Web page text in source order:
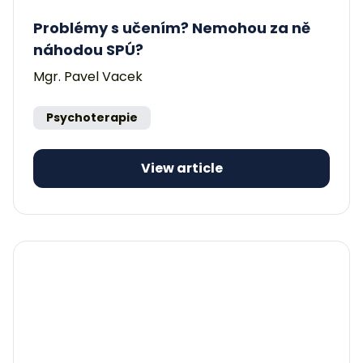
Problémy s učením? Nemohou za ně
náhodou SPÚ?
Mgr. Pavel Vacek
Psychoterapie
View article